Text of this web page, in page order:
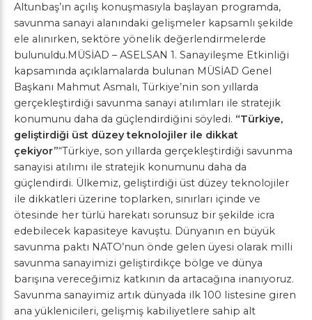
Altunbaş’ın açılış konuşmasıyla başlayan programda,
savunma sanayi alanındaki gelişmeler kapsamlı şekilde
ele alınırken, sektöre yönelik değerlendirmelerde
bulunuldu.MÜSİAD – ASELSAN 1. Sanayileşme Etkinliği
kapsamında açıklamalarda bulunan MÜSİAD Genel
Başkanı Mahmut Asmalı, Türkiye’nin son yıllarda
gerçekleştirdiği savunma sanayi atılımları ile stratejik
konumunu daha da güçlendirdiğini söyledi. “Türkiye,
geliştirdiği üst düzey teknolojiler ile dikkat
çekiyor”“Türkiye, son yıllarda gerçekleştirdiği savunma
sanayisi atılımı ile stratejik konumunu daha da
güçlendirdi. Ülkemiz, geliştirdiği üst düzey teknolojiler
ile dikkatleri üzerine toplarken, sınırları içinde ve
ötesinde her türlü harekatı sorunsuz bir şekilde icra
edebilecek kapasiteye kavuştu. Dünyanın en büyük
savunma paktı NATO’nun önde gelen üyesi olarak milli
savunma sanayimizi geliştirdikçe bölge ve dünya
barışına vereceğimiz katkının da artacağına inanıyoruz.
Savunma sanayimiz artık dünyada ilk 100 listesine giren
ana yüklenicileri, gelişmiş kabiliyetlere sahip alt